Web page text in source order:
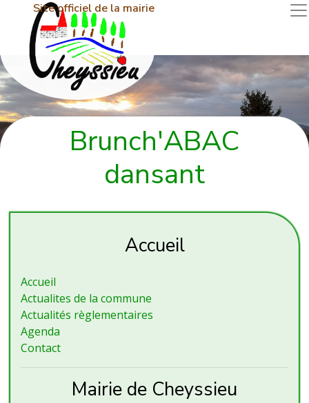
Site officiel de la mairie
Brunch'ABAC
dansant
Accueil
Accueil
Actualites de la commune
Actualités règlementaires
Agenda
Contact
Mairie de Cheyssieu